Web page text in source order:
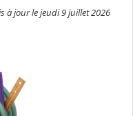
à jour le jeudi 9 juillet 2026